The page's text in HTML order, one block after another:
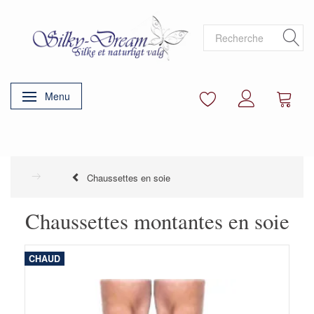
Basculer la navigation
Menu
Chaussettes en soie
Chaussettes montantes en soie
CHAUD